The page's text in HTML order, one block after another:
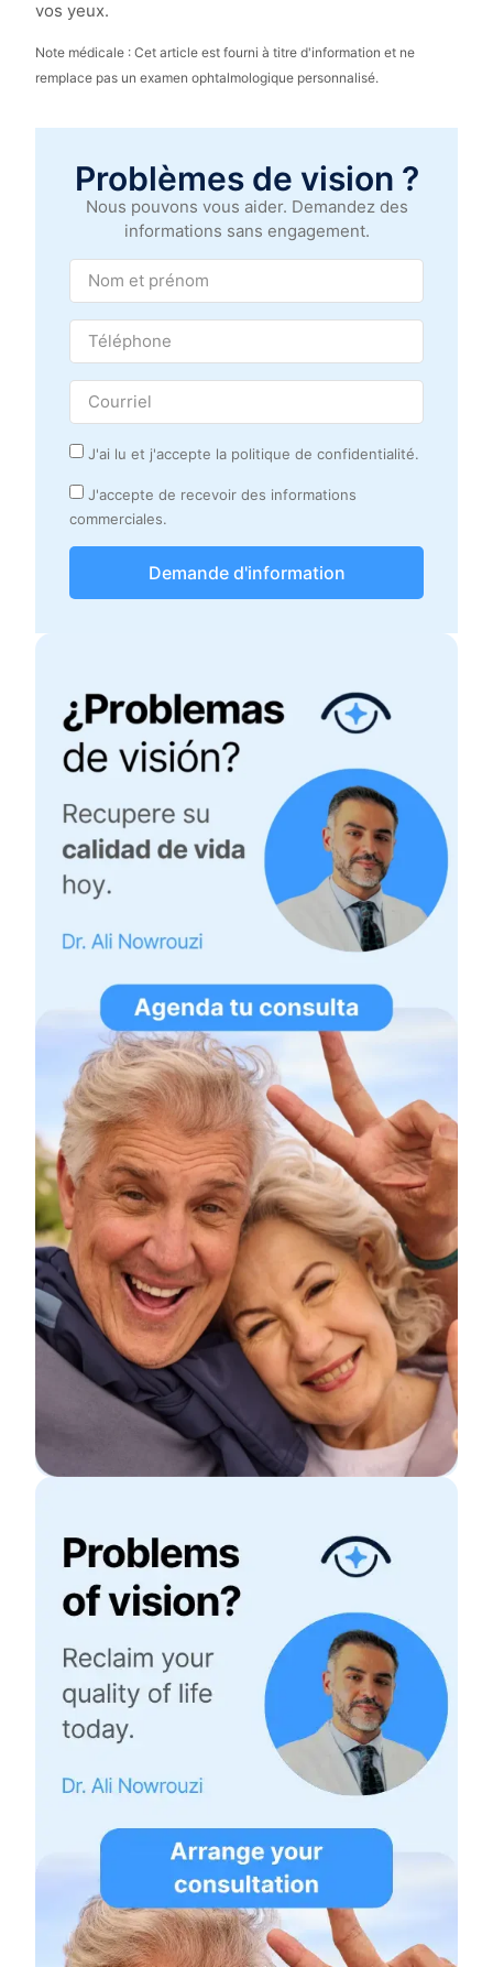
vos yeux.
Note médicale : Cet article est fourni à titre d'information et ne
remplace pas un examen ophtalmologique personnalisé.
Problèmes de vision ?
Nous pouvons vous aider. Demandez des
informations sans engagement.
J'ai lu et j'accepte la politique de confidentialité.
J'accepte de recevoir des informations
commerciales.
Demande d'information